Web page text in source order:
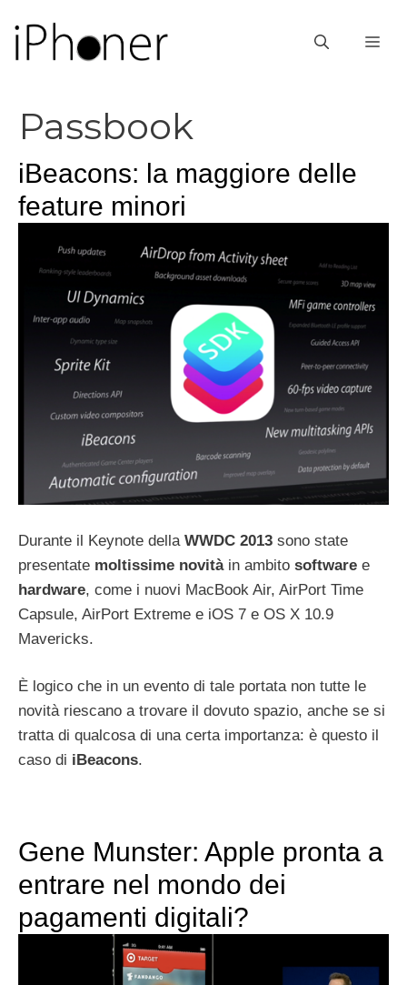
contenuto
Passbook
iBeacons: la maggiore delle
feature minori
Durante il Keynote della WWDC 2013 sono state
presentate moltissime novitàin ambito software e
hardware, come i nuovi MacBook Air, AirPort Time
Capsule, AirPort Extreme e iOS 7 e OS X 10.9
Mavericks.
È logico che in un evento di tale portata non tutte le
novità riescano a trovare il dovuto spazio, anche se si
tratta di qualcosa di una certa importanza: è questo il
caso di iBeacons.
Gene Munster: Apple pronta a
entrare nel mondo dei
pagamenti digitali?